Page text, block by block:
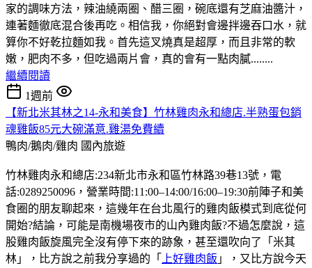
家的調味方法，辣油繞兩圈、醋三圈，碗底還有芝麻油醬汁，
連著麵徹底混合後再吃。相信我，你絕對會邊拌邊吞口水，就
算你不好乾拉麵如我。首先這叉燒真是超厚，而且非常的軟
嫩，肥肉不多，但吃過兩片會，真的會有一點肉膩........
繼續閱讀
1週前
【新北米其林之14-永和美食】竹林雞肉永和總店.半熟蛋包銷
魂雞飯85元大碗滿意.雞湯免費續
鴨肉/鵝肉/雞肉 國內旅遊
竹林雞肉永和總店:234新北市永和區竹林路39巷13號，電
話:0289250096，營業時間:11:00–14:00/16:00–19:30前陣子和美
食圈的朋友聊起來，這幾年在台北風行的雞肉飯模式到底從何
開始?結論，可能是南機場夜市的山內雞肉飯?不過怎麼說，這
股雞肉飯旋風完全沒有停下來的跡象，甚至還吹向了「米其
林」，比方說之前我分享過的「
上好雞肉飯 」，又比方說今天